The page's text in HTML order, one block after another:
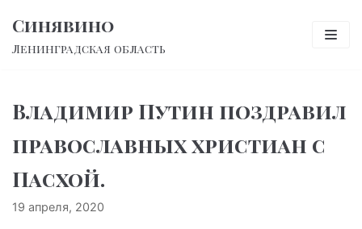
Перейти
к
Синявино
Ленинградская область
Владимир Путин поздравил
православных христиан с
Пасхой.
19 апреля, 2020